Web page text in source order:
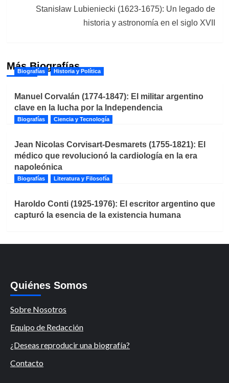
Stanisław Lubieniecki (1623-1675): Un legado de
historia y astronomía en el siglo XVII
Más Biografías
Biografías Historia y Política
Manuel Corvalán (1774-1847): El militar argentino
clave en la lucha por la Independencia
Biografías Ciencia y Tecnología
Jean Nicolas Corvisart-Desmarets (1755-1821): El
médico que revolucionó la cardiología en la era
napoleónica
Biografías Literatura y Filosofía
Haroldo Conti (1925-1976): El escritor argentino que
capturó la esencia de la existencia humana
Quiénes Somos
Sobre Nosotros
Equipo de Redacción
¿Deseas reproducir una biografía?
Contacto